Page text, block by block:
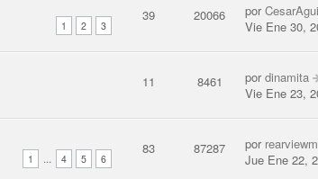
1 2 3
39 20066 por
Vie Ene 30,
11 8461 pordinamita
Vie Ene 23,
1 ... 4 5 6
83 87287 por
Jue Ene 22,